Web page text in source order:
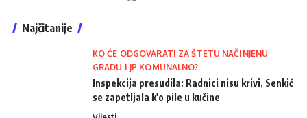
Najčitanije
KO ĆE ODGOVARATI ZA ŠTETU NAČINJENU
GRADU I JP KOMUNALNO?
Inspekcija presudila: Radnici nisu krivi, Senkić
se zapetljala k'o pile u kučine